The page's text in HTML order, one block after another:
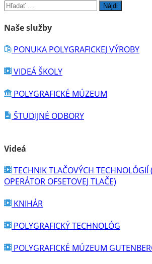
KNIHÁR
POLYGRAFICKÝ TECHNOLÓG
POLYGRAFICKÉ MÚZEUM GUTENBERG
UBYTOVANIE ŠI
DREVORYT
LINORYT
LITOGRAFIA
LEPTANIE
SADZBA
VYHĽADÁVAČ
Hľadať: